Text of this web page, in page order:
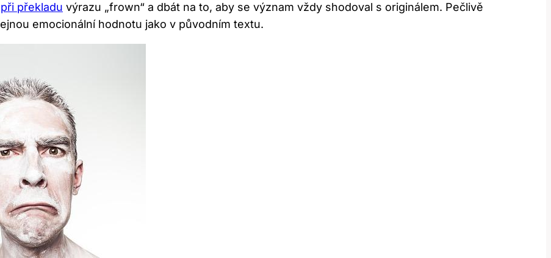
při překladu výrazu „frown“ a dbát na to, aby se význam vždy shodoval s originálem. Pečlivě
emocionální hodnotu jako v původním textu.